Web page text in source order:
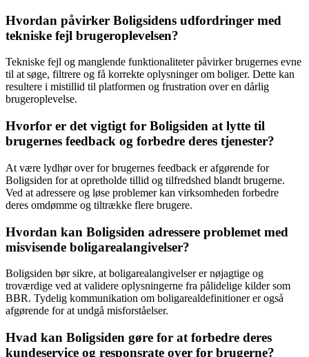
Hvordan påvirker Boligsidens udfordringer med
tekniske fejl brugeroplevelsen?
Tekniske fejl og manglende funktionaliteter påvirker brugernes evne
til at søge, filtrere og få korrekte oplysninger om boliger. Dette kan
resultere i mistillid til platformen og frustration over en dårlig
brugeroplevelse.
Hvorfor er det vigtigt for Boligsiden at lytte til
brugernes feedback og forbedre deres tjenester?
At være lydhør over for brugernes feedback er afgørende for
Boligsiden for at opretholde tillid og tilfredshed blandt brugerne.
Ved at adressere og løse problemer kan virksomheden forbedre
deres omdømme og tiltrække flere brugere.
Hvordan kan Boligsiden adressere problemet med
misvisende boligarealangivelser?
Boligsiden bør sikre, at boligarealangivelser er nøjagtige og
troværdige ved at validere oplysningerne fra pålidelige kilder som
BBR. Tydelig kommunikation om boligarealdefinitioner er også
afgørende for at undgå misforståelser.
Hvad kan Boligsiden gøre for at forbedre deres
kundeservice og responsrate over for brugerne?